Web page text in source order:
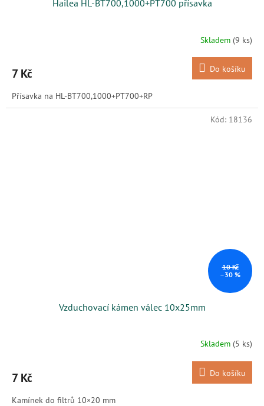
Hailea HL-BT700,1000+PT700 přísavka
Skladem (9 ks)
7 Kč Do košíku
Přísavka na HL-BT700,1000+PT700+RP
10 Kč
–30 %
Vzduchovací kámen válec 10x25mm
Skladem (5 ks)
7 Kč Do košíku
Kamínek do filtrů 10×20 mm
Kód: 18136